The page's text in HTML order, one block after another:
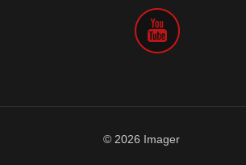
© 2026 Imager